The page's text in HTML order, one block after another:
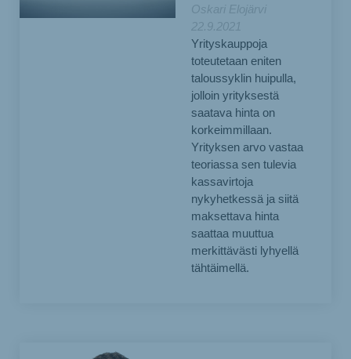
Oskari Elojärvi
22.9.2021
Yrityskauppoja
toteutetaan eniten
taloussyklin huipulla,
jolloin yrityksestä
saatava hinta on
korkeimmillaan.
Yrityksen arvo vastaa
teoriassa sen tulevia
kassavirtoja
nykyhetkessä ja siitä
maksettava hinta
saattaa muuttua
merkittävästi lyhyellä
tähtäimellä.